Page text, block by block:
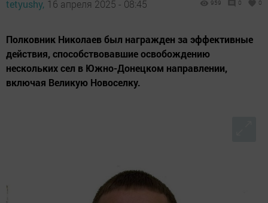
tetyushy, 16 апреля 2025 - 08:45 959 0 0
Полковник Николаев был награжден за эффективные
действия, способствовавшие освобождению
нескольких сел в Южно-Донецком направлении,
включая Великую Новоселку.